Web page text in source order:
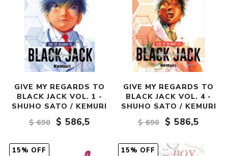
GIVE MY REGARDS TO
BLACK JACK VOL. 1 -
SHUHO SATO / KEMURI
$ 690
$ 586,5
GIVE MY REGARDS TO
BLACK JACK VOL. 4 -
SHUHO SATO / KEMURI
$ 690
$ 586,5
15% OFF 15% OFF